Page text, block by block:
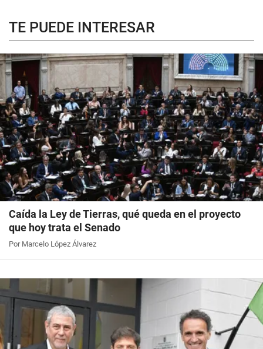
TE PUEDE INTERESAR
Caída la Ley de Tierras, qué queda en el proyecto
que hoy trata el Senado
Por Marcelo López Álvarez